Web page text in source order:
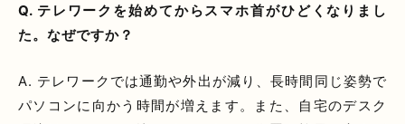
Q. テレワークを始めてからスマホ首がひどくなりまし
た。なぜですか？
A. テレワークでは通勤や外出が減り、長時間同じ姿勢で
パソコンに向かう時間が増えます。また、自宅のデスク